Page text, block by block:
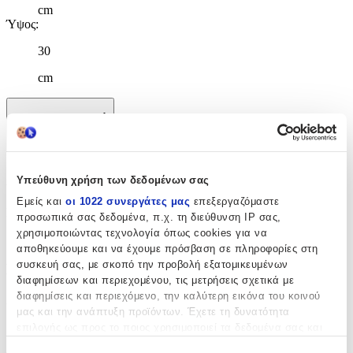
Υπεύθυνη χρήση των δεδομένων σας
Εμείς και οι 1022 συνεργάτες μας επεξεργαζόμαστε
προσωπικά σας δεδομένα, π.χ. τη διεύθυνση IP σας,
χρησιμοποιώντας τεχνολογία όπως cookies για να
αποθηκεύουμε και να έχουμε πρόσβαση σε πληροφορίες στη
συσκευή σας, με σκοπό την προβολή εξατομικευμένων
διαφημίσεων και περιεχομένου, τις μετρήσεις σχετικά με
διαφημίσεις και περιεχόμενο, την καλύτερη εικόνα του κοινού
μας και την ανάπτυξη προϊόντων. Έχετε τη δυνατότητα
cm
Ύψος:
30
cm
Χαρακτηριστικά
Κατασκευαστής:
Gim
Βασικά Χαρακτηριστικά
Χρώμα: